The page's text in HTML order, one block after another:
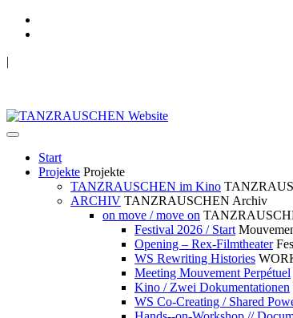
|
Start
Projekte Projekte
TANZRAUSCHEN im Kino
ARCHIV TANZRAUSCHEN Archiv
on move / move on
Festival 2026 / Start
Opening – Rex-Filmtheater
WS Rewriting Histories
Meeting Mouvement Perpétuel
Kino / Zwei Dokumentationen
WS Co-Creating / Shared